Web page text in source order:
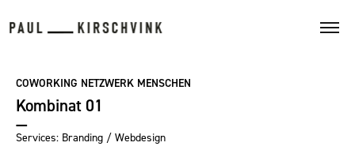
COWORKING NETZWERK MENSCHEN
Kombinat 01
Services: Branding / Webdesign